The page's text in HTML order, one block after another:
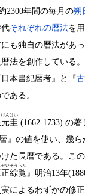
2300年間の毎月の朔
それぞれの暦法を
にも独自の暦法があ
法を創作している
本書紀暦考』と『
ある。
元圭
げんけい
(1662-1733) の著
』の値を使い、幾
た長暦である。こ
正綜覧
せいそうらん
』明治13年
によるわずかの修